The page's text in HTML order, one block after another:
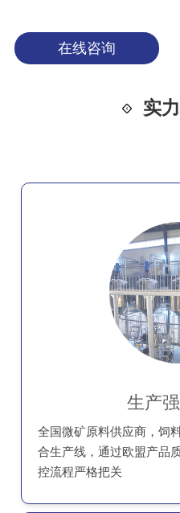
在线咨询
实
生产
全国微矿原料供应商，饲
合生产线，通过欧盟产品
控流程严格把关